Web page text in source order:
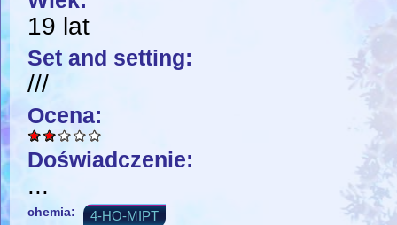
19 lat
Set and setting:
///
Ocena:
Doświadczenie:
...
chemia: 4-HO-MIPT